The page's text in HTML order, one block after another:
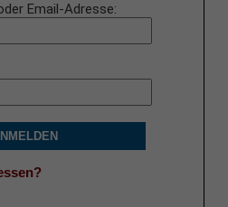
Email-Adresse